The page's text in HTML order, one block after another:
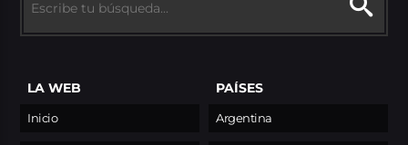
LA WEB
Inicio
PAÍSES
Argentina